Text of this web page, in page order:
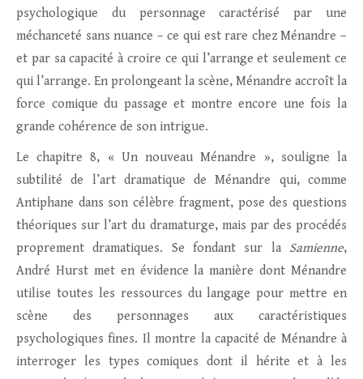
psychologique du personnage caractérisé par une
méchanceté sans nuance – ce qui est rare chez Ménandre –
et par sa capacité à croire ce qui l’arrange et seulement ce
qui l’arrange. En prolongeant la scène, Ménandre accroît la
force comique du passage et montre encore une fois la
grande cohérence de son intrigue.
Le chapitre 8, « Un nouveau Ménandre », souligne la
subtilité de l’art dramatique de Ménandre qui, comme
Antiphane dans son célèbre fragment, pose des questions
théoriques sur l’art du dramaturge, mais par des procédés
proprement dramatiques. Se fondant sur la Samienne,
André Hurst met en évidence la manière dont Ménandre
utilise toutes les ressources du langage pour mettre en
scène des personnages aux caractéristiques
psychologiques fines. Il montre la capacité de Ménandre à
interroger les types comiques dont il hérite et à les